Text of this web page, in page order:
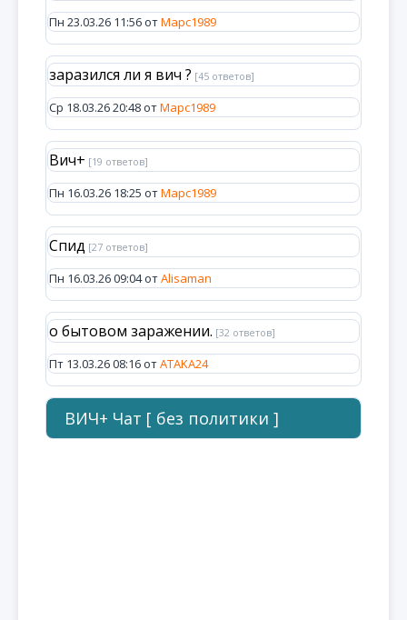
Пн 23.03.26 11:56 отМарс1989
заразился ли я вич ? [45 ответов]
Ср 18.03.26 20:48 отМарс1989
Вич+ [19 ответов]
Пн 16.03.26 18:25 отМарс1989
Спид [27 ответов]
Пн 16.03.26 09:04 отAlisaman
о бытовом заражении. [32 ответов]
Пт 13.03.26 08:16 отATAKA24
ВИЧ+ Чат [ без политики ]